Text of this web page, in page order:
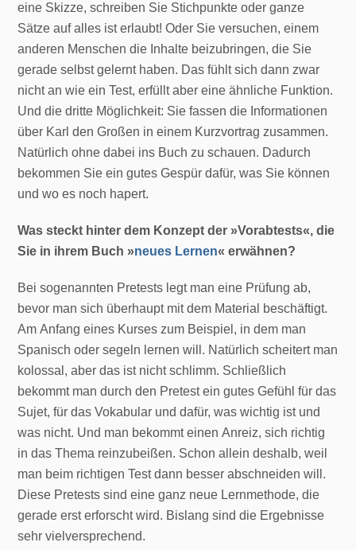
eine Skizze, schreiben Sie Stichpunkte oder ganze
Sätze auf alles ist erlaubt! Oder Sie versuchen, einem
anderen Menschen die Inhalte beizubringen, die Sie
gerade selbst gelernt haben. Das fühlt sich dann zwar
nicht an wie ein Test, erfüllt aber eine ähnliche Funktion.
Und die dritte Möglichkeit: Sie fassen die Informationen
über Karl den Großen in einem Kurzvortrag zusammen.
Natürlich ohne dabei ins Buch zu schauen. Dadurch
bekommen Sie ein gutes Gespür dafür, was Sie können
und wo es noch hapert.
Was steckt hinter dem Konzept der »Vorabtests«, die
Sie in ihrem Buch »neues Lernen« erwähnen?
Bei sogenannten Pretests legt man eine Prüfung ab,
bevor man sich überhaupt mit dem Material beschäftigt.
Am Anfang eines Kurses zum Beispiel, in dem man
Spanisch oder segeln lernen will. Natürlich scheitert man
kolossal, aber das ist nicht schlimm. Schließlich
bekommt man durch den Pretest ein gutes Gefühl für das
Sujet, für das Vokabular und dafür, was wichtig ist und
was nicht. Und man bekommt einen Anreiz, sich richtig
in das Thema reinzubeißen. Schon allein deshalb, weil
man beim richtigen Test dann besser abschneiden will.
Diese Pretests sind eine ganz neue Lernmethode, die
gerade erst erforscht wird. Bislang sind die Ergebnisse
sehr vielversprechend.